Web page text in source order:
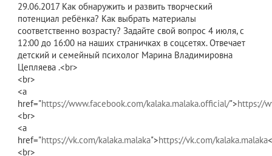
29.06.2017 Как обнаружить и развить творческий
потенциал ребёнка? Как выбрать материалы
соответственно возрасту? Задайте свой вопрос 4 июля, с
12:00 до 16:00 на наших страничках в соцсетях. Отвечает
детский и семейный психолог Марина Владимировна
Цепляева .<br>
<br>
<a
href="https://www.facebook.com/kalaka.malaka.official/">https://
<br>
<a
href="https://vk.com/kalaka.malaka">https://vk.com/kalaka.malaka
<br>